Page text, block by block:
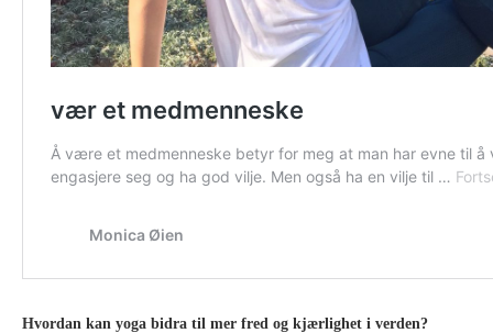
Hvordan kan yoga bidra til mer fred og kjærlighet i verden?